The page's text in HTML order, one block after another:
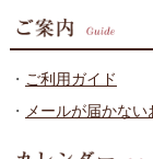
・ ご利用ガイド
・ メールが届かない